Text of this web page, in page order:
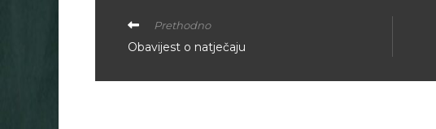
Prethodno
Obavijest o natječaju